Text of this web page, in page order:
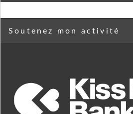
Soutenez mon activité